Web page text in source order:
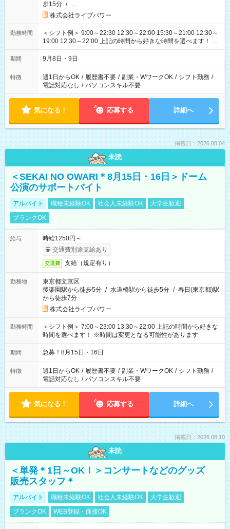
歩15分 / …
株式会社ライブパワー
勤務時間
＜シフト例＞ 9:00～22:30 12:30～22:00 15:30～21:00 12:30～
19:00 12:30～22:00 上記の時間から好きな時間を選べます！ ※
時間は変更となる可能性があります
期間 9月8日・9日
特徴 週1日からOK / 履歴書不要 / 副業・WワークOK / シフト勤務 /
電話対応なし / パソコンスキル不要
気になる！ 応募する 詳細へ
掲載日：2026.08.04
未読
＜SEKAI NO OWARI＊8月15日・16日＞ドーム
公演のサポートバイト
アルバイト 職種未経験OK 社会人未経験OK
大学生歓迎
ブランクOK
給与
時給1250円～
交通費別途支給あり
交通費 支給（規定有り）
勤務地
東京都文京区
後楽園駅から徒歩5分 / 水道橋駅から徒歩5分 / 春日(東京都)駅
から徒歩7分
株式会社ライブパワー
勤務時間
＜シフト例＞ 7:00～23:00 13:30～22:00 上記の時間から好きな
時間を選べます！ ※時間は変更となる可能性があります
期間 急募！8月15日・16日
特徴 週1日からOK / 履歴書不要 / 副業・WワークOK / シフト勤務 /
電話対応なし / パソコンスキル不要
気になる！ 応募する 詳細へ
掲載日：2026.08.10
未読
＜単発＊1日～OK！＞コンサートなどのグッズ
販売スタッフ＊
アルバイト 職種未経験OK 社会人未経験OK
大学生歓迎
ブランクOK
WEB登録・面接OK